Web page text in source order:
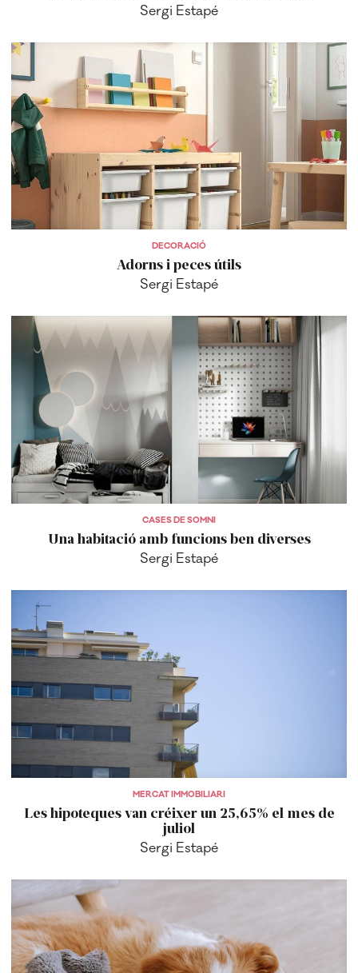
Sergi Estapé
DECORACIÓ
Adorns i peces útils
Sergi Estapé
CASES DE SOMNI
Una habitació amb funcions ben diverses
Sergi Estapé
MERCAT IMMOBILIARI
Les hipoteques van créixer un 25,65% el mes de
juliol
Sergi Estapé